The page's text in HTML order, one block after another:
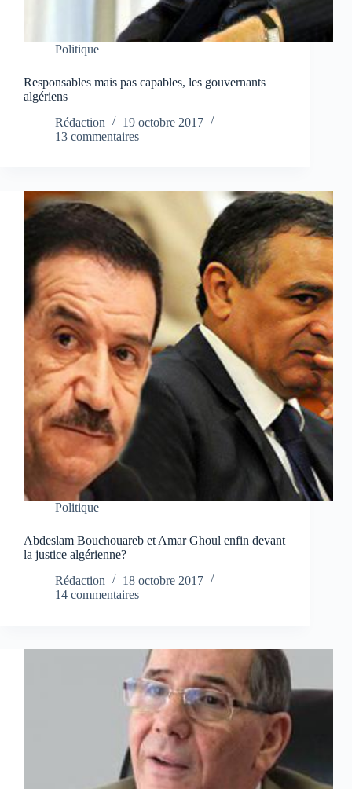
Politique
Responsables mais pas capables, les gouvernants
algériens
Rédaction
19 octobre 2017
13 commentaires
Politique
Abdeslam Bouchouareb et Amar Ghoul enfin devant
la justice algérienne?
Rédaction
18 octobre 2017
14 commentaires